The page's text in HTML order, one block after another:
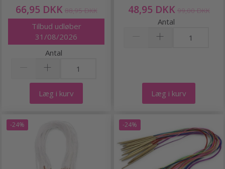
66,95 DKK 88,95 DKK
Tilbud udløber
31/08/2026
Antal
Læg i kurv
48,95 DKK 99,00 DKK
Antal
Læg i kurv
-24% -24%